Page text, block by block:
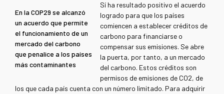
En la COP29 se alcanzó
un acuerdo que permite
el funcionamiento de un
mercado del carbono
que penalice a los países
más contaminantes
Sí ha resultado positivo el acuerdo
logrado para que los países
comiencen a establecer créditos de
carbono para financiarse o
compensar sus emisiones. Se abre
la puerta, por tanto, a un mercado
del carbono. Estos créditos son
permisos de emisiones de CO2, de
los que cada país cuenta con un número limitado. Para adquirir